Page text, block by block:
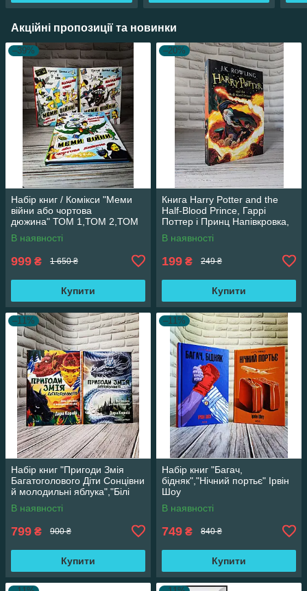
Акційні пропозиції та новинки
–39%
Набір книг / Комікси "Меми
війни або чортова
дюжина" ТОМ 1,ТОМ 2,ТОМ
3 Трегуб Ганна
В наявності
999 ₴ 1 650 ₴
Купити
–20%
Книга Harry Potter and the
Half-Blood Prince, Гаррі
Поттер і Принц Напівкровка,
англійською мовою
В наявності
199 ₴ 249 ₴
Купити
–11%
Набір книг "Пригоди Змія
Багатоголового Діти Сонцівни
й молодильні яблука","Білі
перлини для Білої Королеви"
В наявності
799 ₴ 900 ₴
Купити
–11%
Набір книг "Багач,
бідняк","Нічний портьє" Ірвін
Шоу
В наявності
749 ₴ 840 ₴
Купити